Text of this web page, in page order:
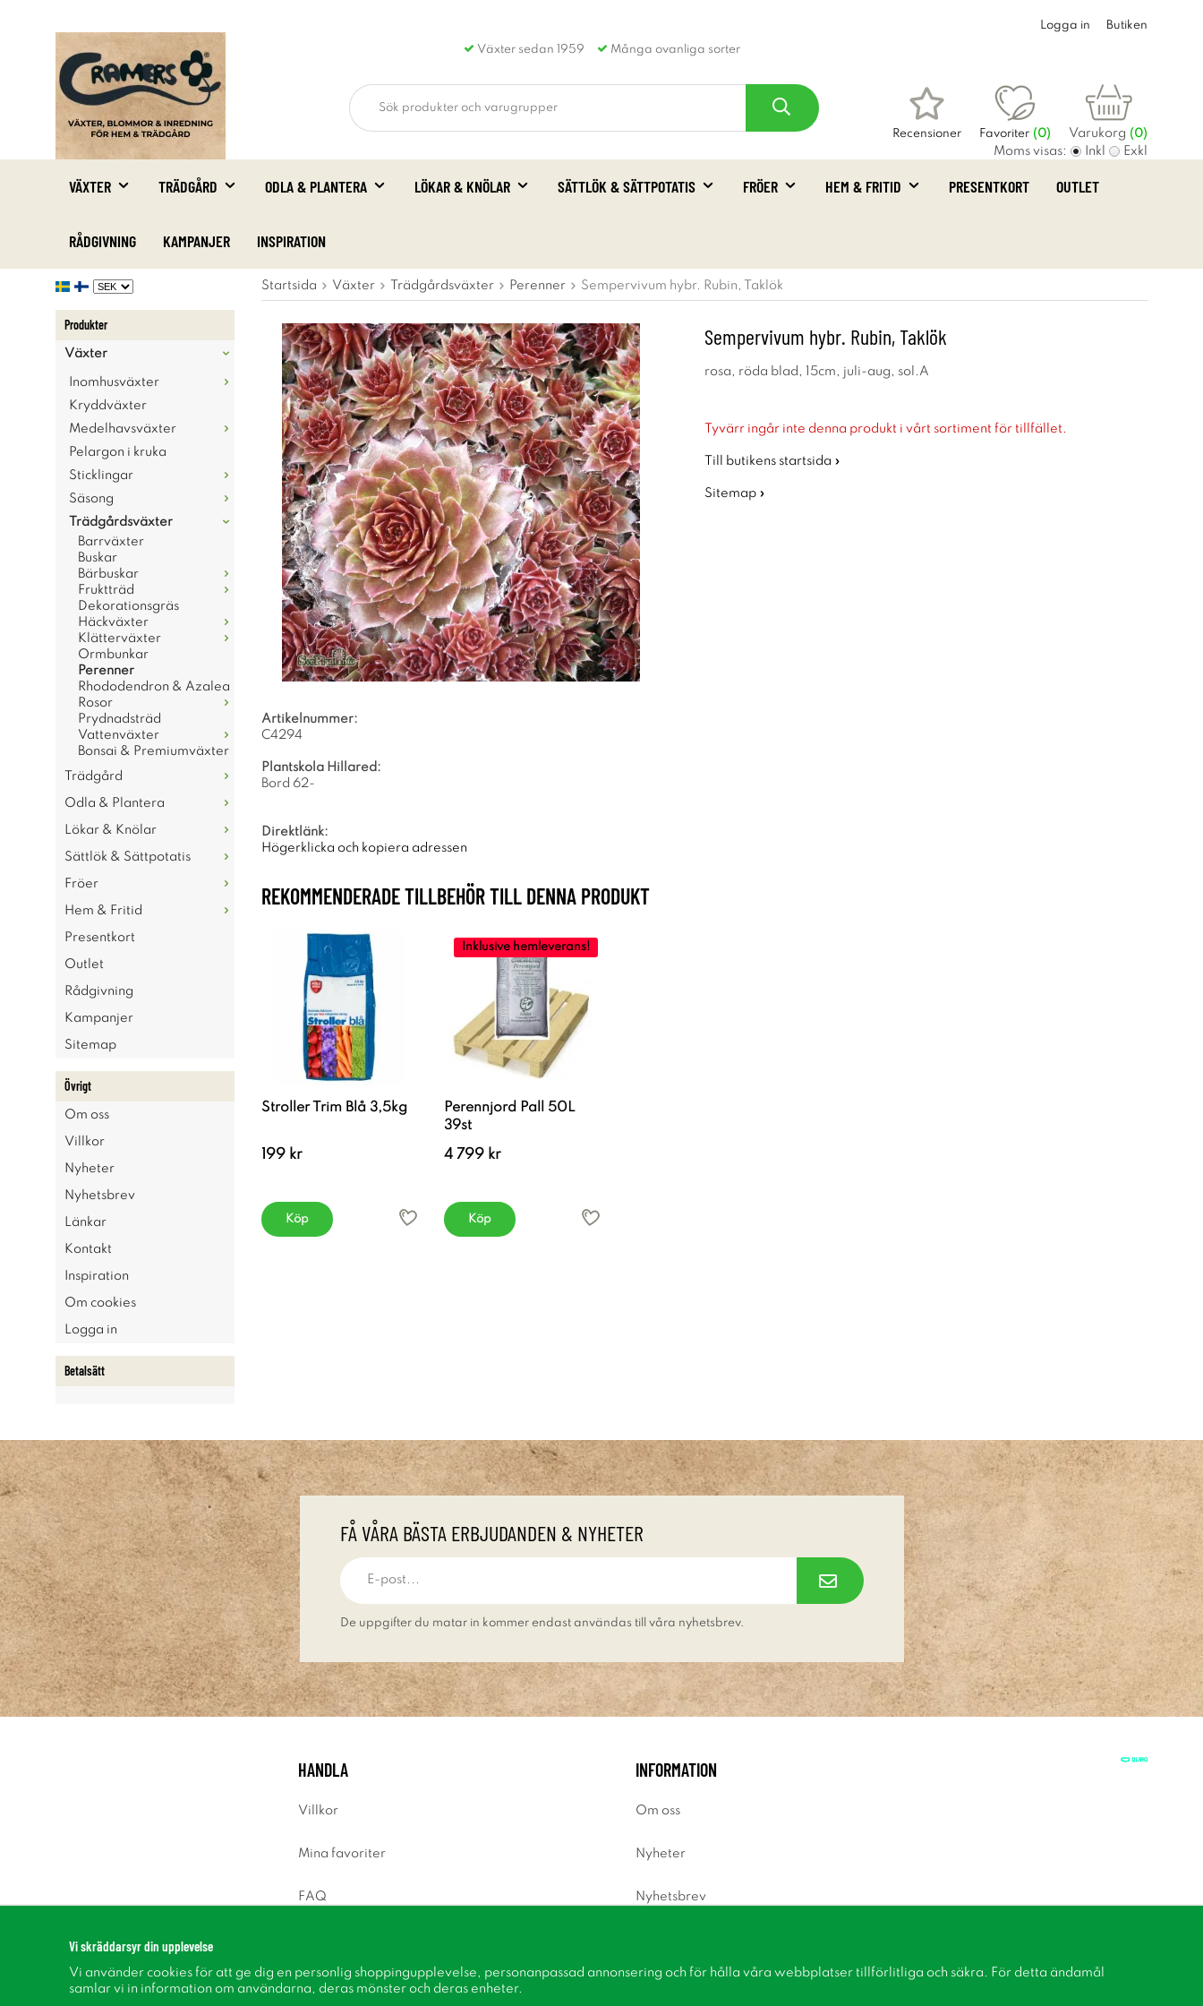
Växter sedan 1959 Många ovanliga sorter
Logga in Butiken
Recensioner Favoriter (0) Varukorg (0)
Moms visas: Inkl Exkl
VÄXTER TRÄDGÅRD ODLA & PLANTERA LÖKAR & KNÖLAR SÄTTLÖK & SÄTTPOTATIS FRÖER HEM & FRITID PRESENTKORT OUTLET
RÅDGIVNING KAMPANJER INSPIRATION
Produkter
Växter
Inomhusväxter
Kryddväxter
Medelhavsväxter
Pelargon i kruka
Sticklingar
Säsong
Trädgårdsväxter
Barrväxter
Buskar
Bärbuskar
Fruktträd
Dekorationsgräs
Häckväxter
Klätterväxter
Ormbunkar
Perenner
Rhododendron & Azalea
Rosor
Prydnadsträd
Vattenväxter
Bonsai & Premiumväxter
Trädgård
Odla & Plantera
Lökar & Knölar
Sättlök & Sättpotatis
Fröer
Hem & Fritid
Presentkort
Outlet
Rådgivning
Kampanjer
Sitemap
Övrigt
Om oss
Villkor
Nyheter
Nyhetsbrev
Länkar
Kontakt
Inspiration
Om cookies
Logga in
Betalsätt
Startsida Växter Trädgårdsväxter Perenner Sempervivum hybr. Rubin, Taklök
Sempervivum hybr. Rubin, Taklök
rosa, röda blad, 15cm, juli-aug, sol.A
Tyvärr ingår inte denna produkt i vårt sortiment för tillfället.
Till butikens startsida »
Sitemap »
Artikelnummer:
C4294
Plantskola Hillared:
Bord 62-
Direktlänk:
Högerklicka och kopiera adressen
REKOMMENDERADE TILLBEHÖR TILL DENNA PRODUKT
Stroller Trim Blå 3,5kg
199 kr
Köp
Inklusive hemleverans!
Perennjord Pall 50L
39st
4 799 kr
Köp
FÅ VÅRA BÄSTA ERBJUDANDEN & NYHETER
De uppgifter du matar in kommer endast användas till våra nyhetsbrev.
HANDLA
Villkor
Mina favoriter
FAQ
INFORMATION
Om oss
Nyheter
Nyhetsbrev
Inspiration
Vi skräddarsyr din upplevelse
Vi använder cookies för att ge dig en personlig shoppingupplevelse, personanpassad annonsering och för hålla våra webbplatser tillförlitliga och säkra. För detta ändamål
samlar vi in information om användarna, deras mönster och deras enheter.